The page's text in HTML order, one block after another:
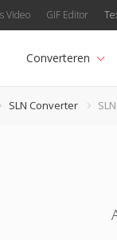
Video GIF Editor
Converteren
SLN Converter